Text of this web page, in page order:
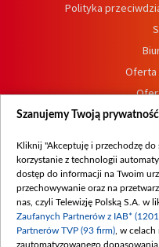
Polityka
Oferta
Procedura
Szanujemy Twoją prywatność
Kliknij "Akceptuję i przechodzę do
korzystanie z technologii
dostęp do informacji na Twoim
przechowywanie oraz na
nas, czyli Telewizję Polską S.A. w
Zaufanych Partnerów z IAB*
Partnerów TVP (93 firm) , w
zautomatyzowanego